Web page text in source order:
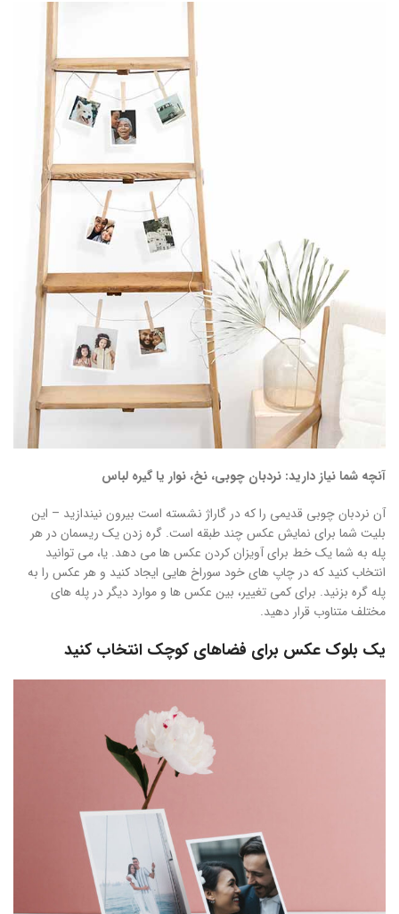
آنچه شما نیاز دارید: نردبان چوبی، نخ، نوار یا گیره لباس
آن نردبان چوبی قدیمی را که در گاراژ نشسته است بیرون نیندازید – این
بلیت شما برای نمایش عکس چند طبقه است. گره زدن یک ریسمان در هر
پله به شما یک خط برای آویزان کردن عکس ها می دهد. یا، می توانید
انتخاب کنید که در چاپ های خود سوراخ هایی ایجاد کنید و هر عکس را به
پله گره بزنید. برای کمی تغییر، بین عکس ها و موارد دیگر در پله های
مختلف متناوب قرار دهید.
یک بلوک عکس برای فضاهای کوچک انتخاب کنید